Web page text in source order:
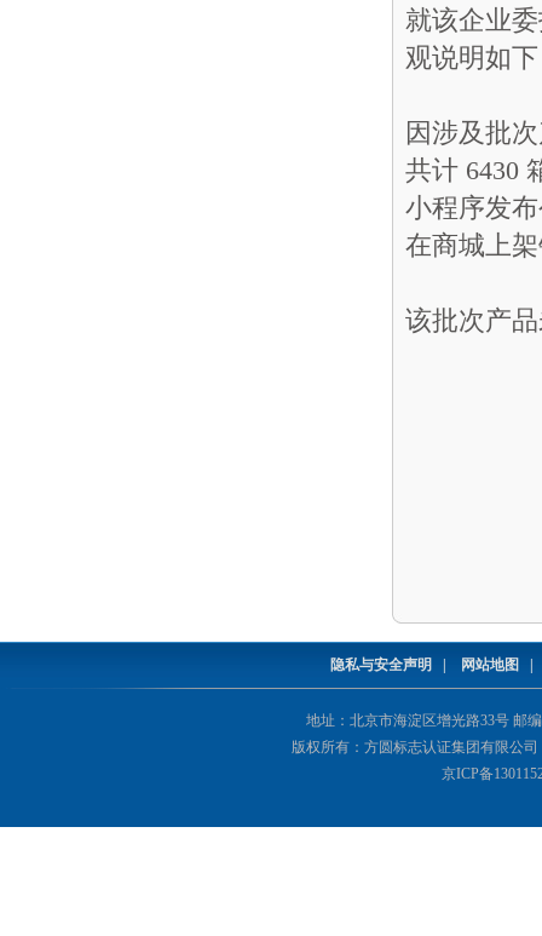
就该企业
观说明如
因涉及批
共计 6430
小程序发
在商城上
该批次产
隐私与安全声明 网站地图
地址：北京市海淀区增光路33号 邮编
版权所有：方圆标志认证集团有限公司
京ICP备